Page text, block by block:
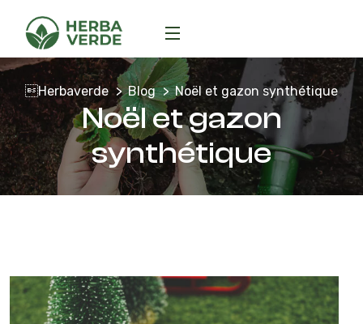
Herbaverde Blog Noël et gazon synthétique
Noël et gazon
synthétique